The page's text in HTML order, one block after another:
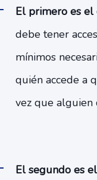
El primero es el
debe tener
mínimos
quién accede a
vez que alguien
El segundo es